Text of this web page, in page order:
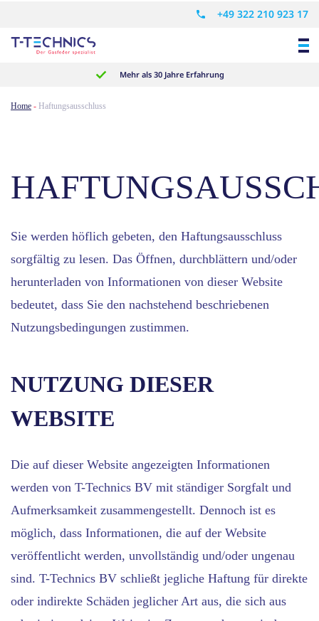
+49 322 210 923 17
Mehr als 30 Jahre Erfahrung
Home - Haftungsausschluss
Sie werden höflich gebeten, den Haftungsausschluss
sorgfältig zu lesen. Das Öffnen, durchblättern und/oder
herunterladen von Informationen von dieser Website
bedeutet, dass Sie den nachstehend beschriebenen
Nutzungsbedingungen zustimmen.
NUTZUNG DIESER
WEBSITE
Die auf dieser Website angezeigten Informationen
werden von T-Technics BV mit ständiger Sorgfalt und
Aufmerksamkeit zusammengestellt. Dennoch ist es
möglich, dass Informationen, die auf der Website
veröffentlicht werden, unvollständig und/oder ungenau
sind. T-Technics BV schließt jegliche Haftung für direkte
oder indirekte Schäden jeglicher Art aus, die sich aus